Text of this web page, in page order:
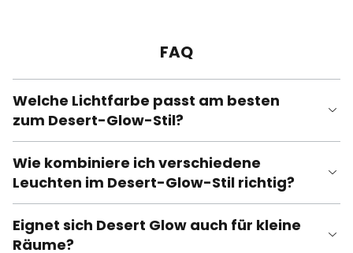
FAQ
Welche Lichtfarbe passt am besten
zum Desert-Glow-Stil?
Wie kombiniere ich verschiedene
Leuchten im Desert-Glow-Stil richtig?
Eignet sich Desert Glow auch für kleine
Räume?